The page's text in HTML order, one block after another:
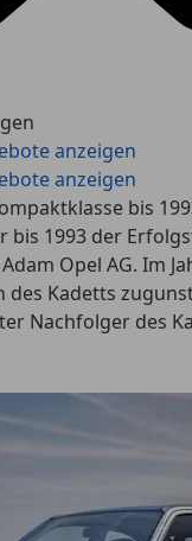
anzeigen
anzeigen
bis
bis 1993 der
Opel AG. Im
des Kadetts
Nachfolger des